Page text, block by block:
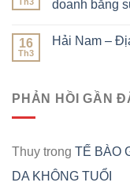
doanh bằng
16
Th3
Hải Nam –
PHẢN HỒI GẦN
Thuy trong TẾ BÀO
DA KHÔNG TUỔI